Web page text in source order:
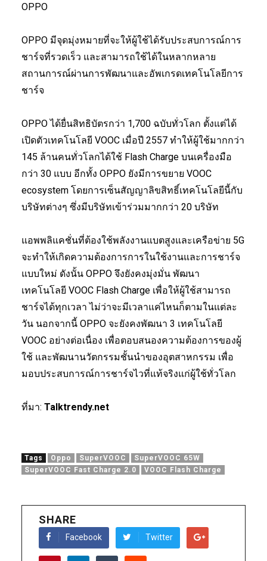
OPPO
OPPO มีจุดมุ่งหมายที่จะให้ผู้ใช้ได้รับประสบการณ์การ
ชาร์จที่รวดเร็ว และสามารถใช้ได้ในหลากหลาย
สถานการณ์ผ่านการพัฒนาและอัพเกรดเทคโนโลยีการ
ชาร์จ
OPPO ได้ยื่นสิทธิบัตรกว่า 1,700 ฉบับทั่วโลก ตั้งแต่ได้
เปิดตัวเทคโนโลยี VOOC เมื่อปี 2557 ทำให้ผู้ใช้มากกว่า
145 ล้านคนทั่วโลกได้ใช้ Flash Charge บนเครื่องมือ
กว่า 30 แบบ อีกทั้ง OPPO ยังมีการขยาย VOOC
ecosystem โดยการเซ็นสัญญาลิขสิทธิ์เทคโนโลยีนี้กับ
บริษัทต่างๆ ซึ่งมีบริษัทเข้าร่วมมากกว่า 20 บริษัท
แอพพลิแคชั่นที่ต้องใช้พลังงานแบตสูงและเครือข่าย 5G
จะทำให้เกิดความต้องการการในใช้งานและการชาร์จ
แบบใหม่ ดังนั้น OPPO จึงยังคงมุ่งมั่น พัฒนา
เทคโนโลยี VOOC Flash Charge เพื่อให้ผู้ใช้สามารถ
ชาร์จได้ทุกเวลา ไม่ว่าจะมีเวลาแค่ไหนก็ตามในแต่ละ
วัน นอกจากนี้ OPPO จะยังคงพัฒนา 3 เทคโนโลยี
VOOC อย่างต่อเนื่อง เพื่อตอบสนองความต้องการของผู้
ใช้ และพัฒนานวัตกรรมชั้นนำของอุตสาหกรรม เพื่อ
มอบประสบการณ์การชาร์จไวที่แท้จริงแก่ผู้ใช้ทั่วโลก
ที่มา: Talktrendy.net
Tags Oppo SuperVOOC
SuperVOOC 65W
SuperVOOC Fast Charge 2.0
VOOC Flash Charge
SHARE
Facebook Twitter